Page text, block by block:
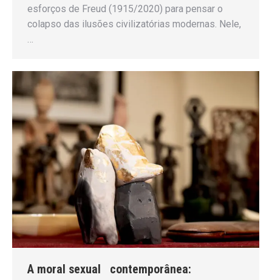
esforços de Freud (1915/2020) para pensar o
colapso das ilusões civilizatórias modernas. Nele,
A moral sexual contemporânea: